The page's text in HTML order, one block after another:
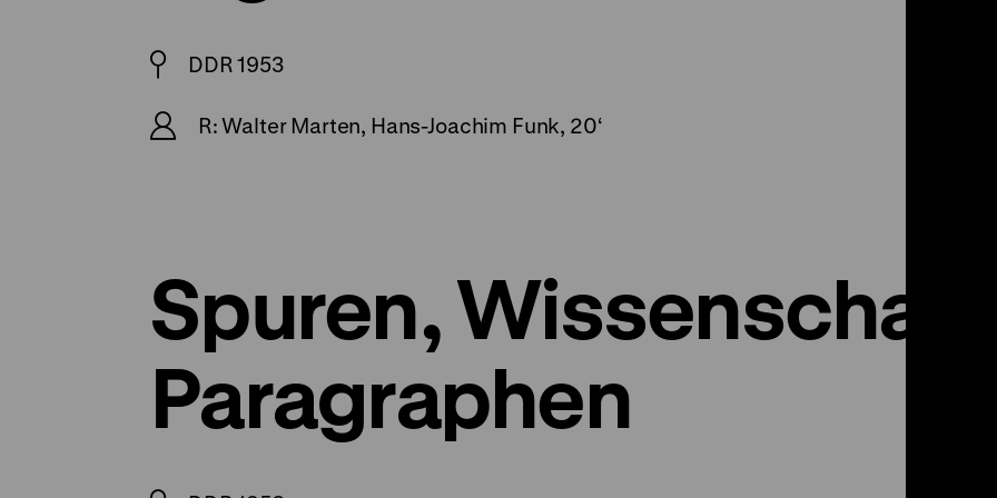
DDR 1953
R: Walter Marten, Hans-Joachim Funk, 20‘
Spuren, Wissenschaft
Paragraphen